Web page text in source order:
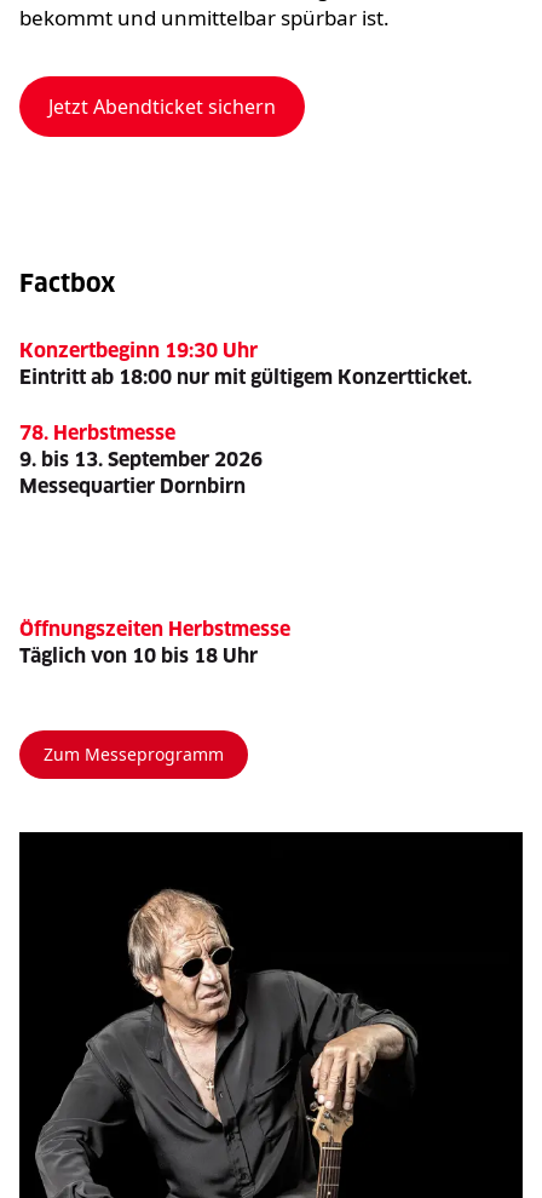
bekommt und unmittelbar spürbar ist.
Jetzt Abendticket sichern
Factbox
Konzertbeginn 19:30 Uhr
Eintritt ab 18:00 nur mit gültigem Konzertticket.
78. Herbstmesse
9. bis 13. September 2026
Messequartier Dornbirn
Öffnungszeiten Herbstmesse
Täglich von 10 bis 18 Uhr
Zum Messeprogramm